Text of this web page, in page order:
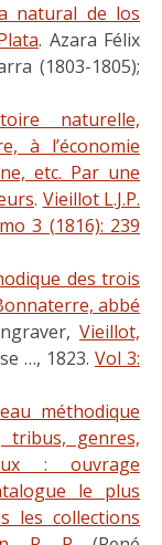
natural de los
. Azara Félix
(1803-1805);
naturelle,
à l’économie
etc. Par une
. Vieillot L.J.P.
3 (1816): 239
des trois
abbé
Vieillot,
…, 1823. Vol 3:
méthodique
tribus, genres,
: ouvrage
le plus
les collections